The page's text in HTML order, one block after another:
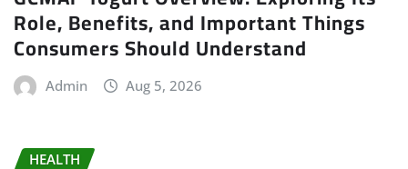
Role, Benefits, and Important Things
Consumers Should Understand
Admin Aug 5, 2026
HEALTH